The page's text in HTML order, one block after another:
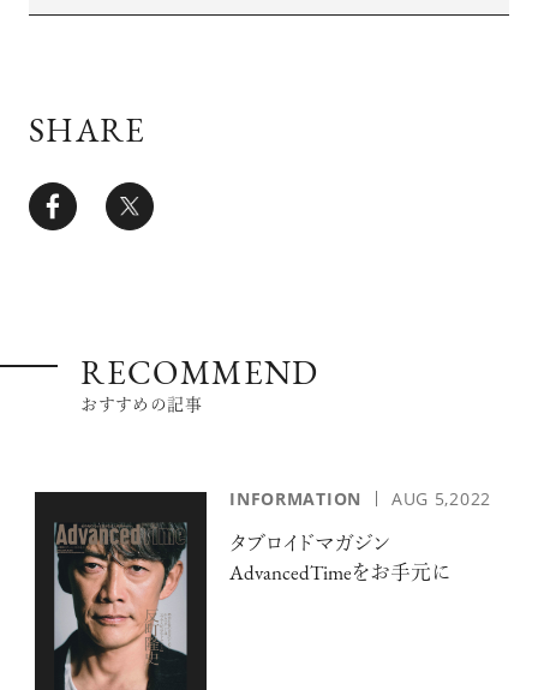
SHARE
RECOMMEND
おすすめの記事
INFORMATION AUG 5,2022
タブロイドマガジン
AdvancedTimeをお手元に